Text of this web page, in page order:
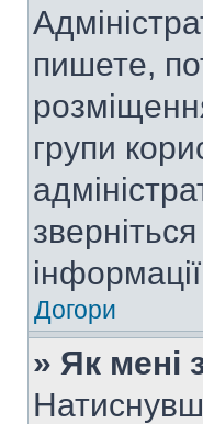
пишете,
групи
Догори
» Як мені